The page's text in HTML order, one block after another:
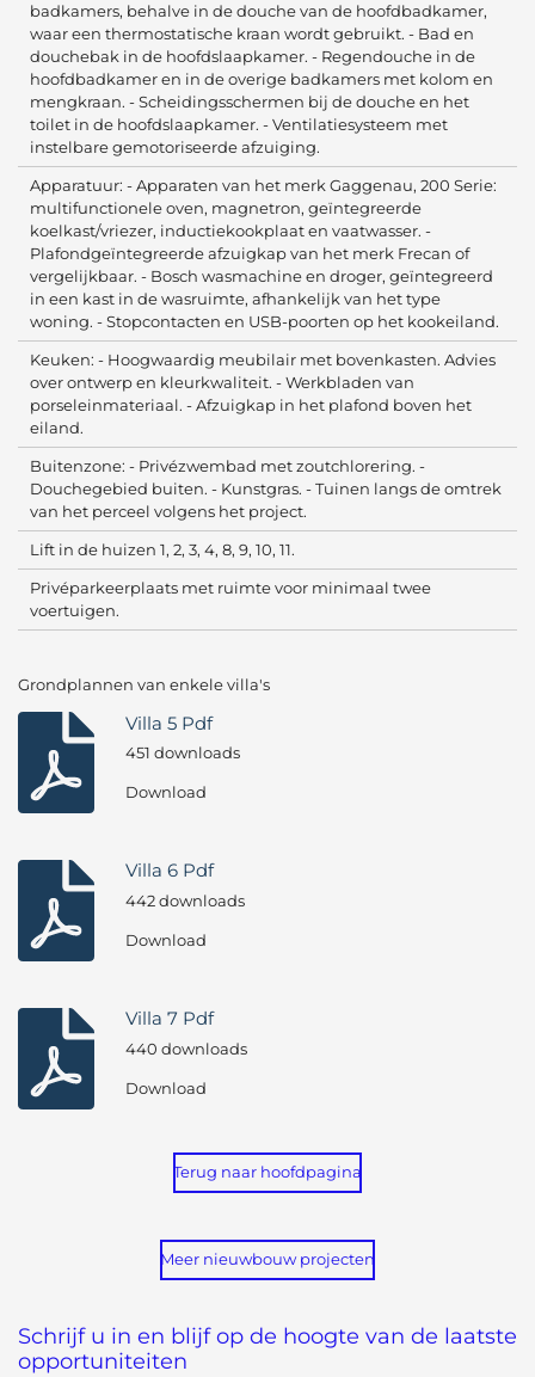
badkamers, behalve in de douche van de hoofdbadkamer,
waar een thermostatische kraan wordt gebruikt. - Bad en
douchebak in de hoofdslaapkamer. - Regendouche in de
hoofdbadkamer en in de overige badkamers met kolom en
mengkraan. - Scheidingsschermen bij de douche en het
toilet in de hoofdslaapkamer. - Ventilatiesysteem met
instelbare gemotoriseerde afzuiging.
Apparatuur: - Apparaten van het merk Gaggenau, 200 Serie:
multifunctionele oven, magnetron, geïntegreerde
koelkast/vriezer, inductiekookplaat en vaatwasser. -
Plafondgeïntegreerde afzuigkap van het merk Frecan of
vergelijkbaar. - Bosch wasmachine en droger, geïntegreerd
in een kast in de wasruimte, afhankelijk van het type
woning. - Stopcontacten en USB-poorten op het kookeiland.
Keuken: - Hoogwaardig meubilair met bovenkasten. Advies
over ontwerp en kleurkwaliteit. - Werkbladen van
porseleinmateriaal. - Afzuigkap in het plafond boven het
eiland.
Buitenzone: - Privézwembad met zoutchlorering. -
Douchegebied buiten. - Kunstgras. - Tuinen langs de omtrek
van het perceel volgens het project.
Lift in de huizen 1, 2, 3, 4, 8, 9, 10, 11.
Privéparkeerplaats met ruimte voor minimaal twee
voertuigen.
Grondplannen van enkele villa's
Villa 5 Pdf
451 downloads
Download
Villa 6 Pdf
442 downloads
Download
Villa 7 Pdf
440 downloads
Download
Terug naar hoofdpagina
Meer nieuwbouw projecten
Schrijf u in en blijf op de hoogte van de laatste
opportuniteiten